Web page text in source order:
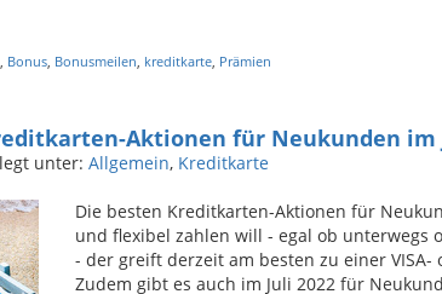
Bonus Bonusmeilen kreditkarte Prämien
Aktionen für Neukunden im
unter: Allgemein, Kreditkarte
Die besten Kreditkarten-Aktionen für
und flexibel zahlen will - egal ob unterwegs
- der greift derzeit am besten zu einer
Zudem gibt es auch im Juli 2022 für